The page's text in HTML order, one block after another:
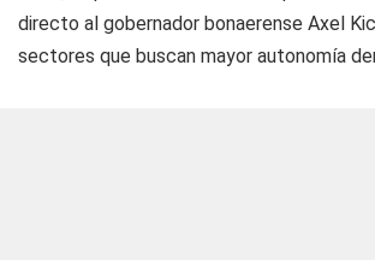
directo al gobernador bonaerense Axel
sectores que buscan mayor autonomía